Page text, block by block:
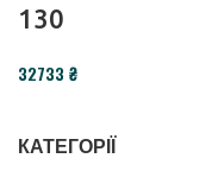
КАТЕГОРІЇ
130
₴